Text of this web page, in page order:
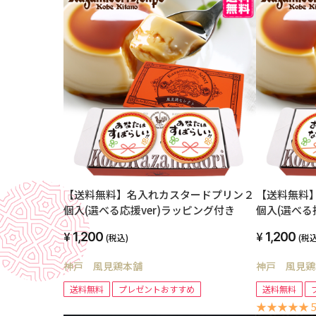
【送料無料】名入れカスタードプリン２
個入(選べる応援ver)ラッピング付き
1,200 (税込)
神戸 風見鶏本舗
送料無料 プレゼントおすすめ
【送料無
個入(選べ
1,200 (税
神戸 風見鶏
送料無料
★★★★★ 5